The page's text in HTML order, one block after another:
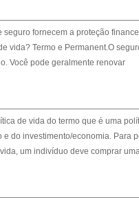
seguro fornecem a proteção
vida? Termo e Permanent.O
Você pode geralmente renovar
de vida do termo que é uma
do investimento/economia. Para
um indivíduo deve comprar